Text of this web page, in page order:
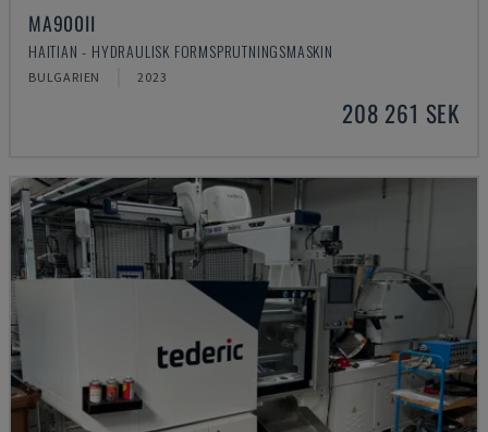
MA900ІІ
HAITIAN - HYDRAULISK FORMSPRUTNINGSMASKIN
BULGARIEN 2023
208 261 SEK